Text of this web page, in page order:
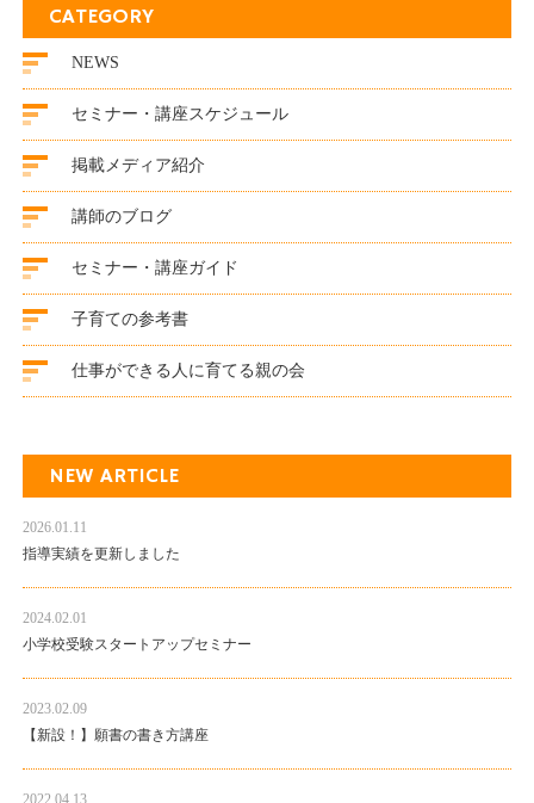
CATEGORY
NEWS
セミナー・講座スケジュール
掲載メディア紹介
講師のブログ
セミナー・講座ガイド
子育ての参考書
仕事ができる人に育てる親の会
NEW ARTICLE
2026.01.11
指導実績を更新しました
2024.02.01
小学校受験スタートアップセミナー
2023.02.09
【新設！】願書の書き方講座
2022.04.13